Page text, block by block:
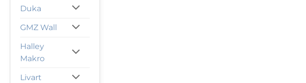
Duka
GMZ Wall
Halley
Makro
Livart